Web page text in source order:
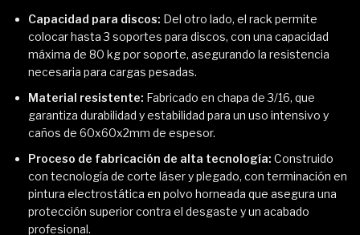
Capacidad para discos: Del otro lado, el rack permite
colocar hasta 3 soportes para discos, con una capacidad
máxima de 80 kg por soporte, asegurando la resistencia
necesaria para cargas pesadas.
Material resistente: Fabricado en chapa de 3/16, que
garantiza durabilidad y estabilidad para un uso intensivo y
caños de 60x60x2mm de espesor.
Proceso de fabricación de alta tecnología: Construido
con tecnología de corte láser y plegado, con terminación en
pintura electrostática en polvo horneada que asegura una
protección superior contra el desgaste y un acabado
profesional.